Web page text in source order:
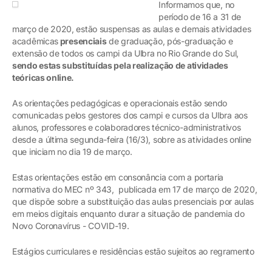
Informamos que, no
período de 16 a 31 de
março de 2020, estão suspensas as aulas e demais atividades
acadêmicas presenciaisde graduação, pós-graduação e
extensão de todos os campi da Ulbra no Rio Grande do Sul,
sendo estas substituídas pela realização de atividades
teóricas online.
As orientações pedagógicas e operacionais estão sendo
comunicadas pelos gestores dos campi e cursos da Ulbra aos
alunos, professores e colaboradores técnico-administrativos
desde a última segunda-feira (16/3), sobre as atividades online
que iniciam no dia 19 de março.
Estas orientações estão em consonância com a portaria
normativa do MEC nº 343, publicada em 17 de março de 2020,
que dispõe sobre a substituição das aulas presenciais por aulas
em meios digitais enquanto durar a situação de pandemia do
Novo Coronavírus - COVID-19.
Estágios curriculares e residências estão sujeitos ao regramento